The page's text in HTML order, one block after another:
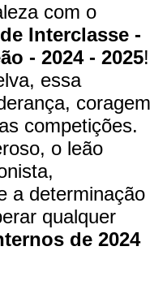
com o
Interclasse -
- 2024 - 2025!
essa
coragem
competições.
o leão
a determinação
qualquer
de 2024